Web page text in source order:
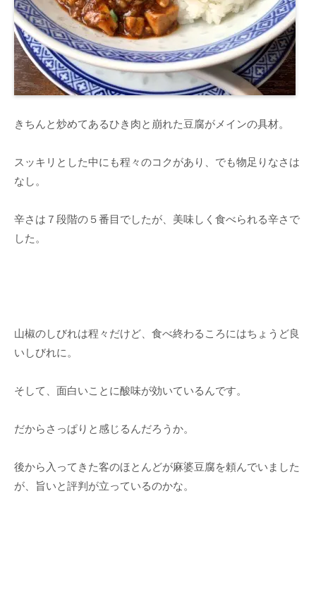
きちんと炒めてあるひき肉と崩れた豆腐がメインの具材。
スッキリとした中にも程々のコクがあり、でも物足りなさは
なし。
辛さは７段階の５番目でしたが、美味しく食べられる辛さで
した。
山椒のしびれは程々だけど、食べ終わるころにはちょうど良
いしびれに。
そして、面白いことに酸味が効いているんです。
だからさっぱりと感じるんだろうか。
後から入ってきた客のほとんどが麻婆豆腐を頼んでいました
が、旨いと評判が立っているのかな。